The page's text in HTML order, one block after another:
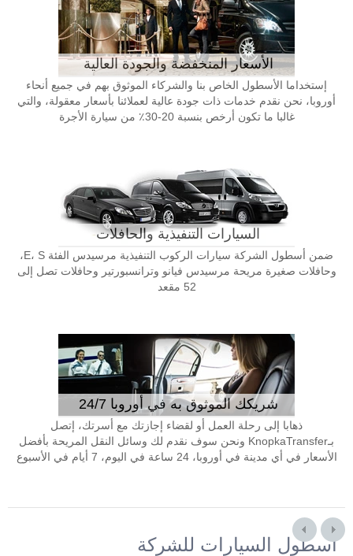
الأسعار المنخفضة والجودة العالية
إستخداما الأسطول الخاص بنا والشركاء الموثوق بهم في جميع أنحاء
أوروبا، نحن نقدم خدمات ذات جودة عالية لعملائنا بأسعار معقولة، والتي
غالبا ما تكون أرخص بنسبة 20-30٪ من سيارة الأجرة
السيارات التنفيذية والحافلات
ضمن أسطول الشركة سيارات الركوب التنفيذية مرسيدس الفئة E، S،
وحافلات صغيرة مريحة مرسيدس فيانو وترانسبورتير وحافلات تصل إلى
52 مقعد
شريكك الموثوق به في أوروبا 24/7
ذهابا إلى رحلة العمل أو لقضاء إجازتك مع أسرتك، إتصل
بـKnopkaTransfer ونحن سوف نقدم لك وسائل النقل المريحة بأفضل
الأسعار في أي مدينة في أوروبا، 24 ساعة في اليوم، 7 أيام في الأسبوع
أسطول السيارات للشركة